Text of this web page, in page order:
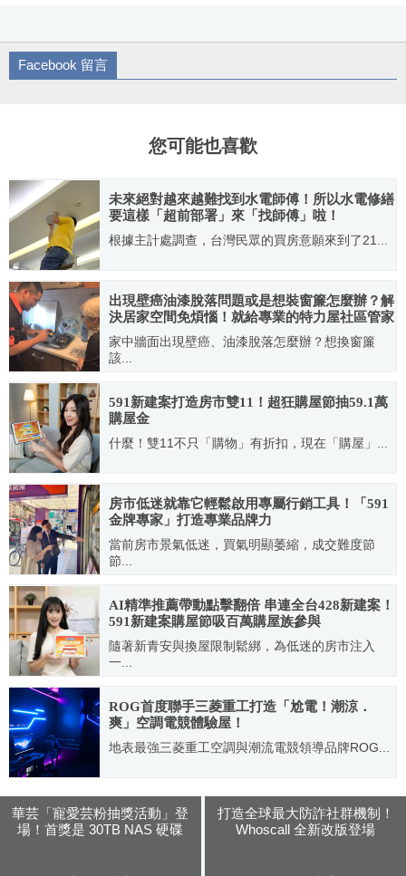
Facebook 留言
您可能也喜歡
未來絕對越來越難找到水電師傅！所以水電修繕
要這樣「超前部署」來「找師傅」啦！
根據主計處調查，台灣民眾的買房意願來到了21...
2023.10.17
出現壁癌油漆脫落問題或是想裝窗簾怎麼辦？解
決居家空間免煩惱！就給專業的特力屋社區管家
教你怎麼辦！
家中牆面出現壁癌、油漆脫落怎麼辦？想換窗簾
該...
2023.09.14
591新建案打造房市雙11！超狂購屋節抽59.1萬
購屋金
什麼！雙11不只「購物」有折扣，現在「購屋」...
2022.10.17
房市低迷就靠它輕鬆啟用專屬行銷工具！「591
金牌專家」打造專業品牌力
當前房市景氣低迷，買氣明顯萎縮，成交難度節
節...
2025.07.14
AI精準推薦帶動點擊翻倍 串連全台428新建案！
591新建案購屋節吸百萬購屋族參與
隨著新青安與換屋限制鬆綁，為低迷的房市注入
一...
2025.10.29
ROG首度聯手三菱重工打造「尬電！潮涼．
爽」空調電競體驗屋！
地表最強三菱重工空調與潮流電競領導品牌ROG...
華芸「寵愛芸粉抽獎活動」登
場！首獎是 30TB NAS 硬碟
打造全球最大防詐社群機制！
Whoscall 全新改版登場